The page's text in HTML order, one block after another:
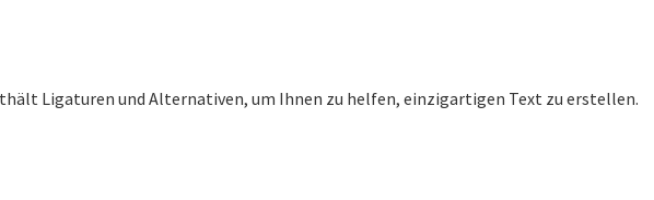
Ligaturen und Alternativen, um Ihnen zu helfen, einzigartigen Text zu erstellen.